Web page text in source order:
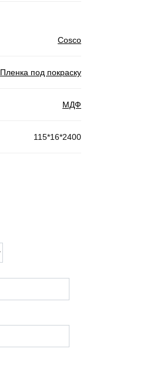
Cosco
Пленка под покраску
МДФ
115*16*2400